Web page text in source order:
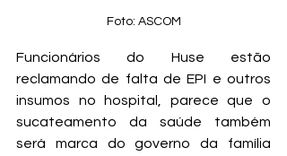
Foto: ASCOM
Funcionários do Huse estão
reclamando de falta de EPI e outros
insumos no hospital, parece que o
sucateamento da saúde também
será marca do governo da família